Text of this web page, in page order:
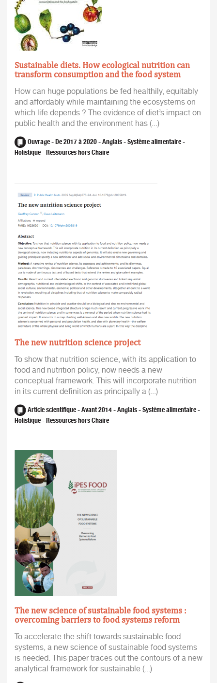
Sustainable diets. How ecological nutrition can
transform consumption and the food system
How can huge populations be fed healthily, equitably
and affordably while maintaining the ecosystems on
which life depends ? The evidence of diet’s impact on
public health and the environment has (...)
Ouvrage - De 2017 à 2020 - Anglais - Système alimentaire -
Holistique - Ressources hors Chaire
The new nutrition science project
To show that nutrition science, with its application to
food and nutrition policy, now needs a new
conceptual framework. This will incorporate nutrition
in its current definition as principally a (...)
Article scientifique - Avant 2014 - Anglais - Système alimentaire -
Holistique - Ressources hors Chaire
The new science of sustainable food systems :
overcoming barriers to food systems reform
To accelerate the shift towards sustainable food
systems, a new science of sustainable food systems
is needed. This paper traces out the contours of a new
analytical framework for sustainable (...)